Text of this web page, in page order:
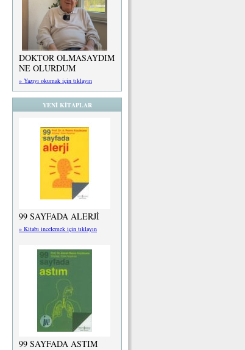
DOKTOR OLMASAYDIM
NE OLURDUM
» Yazıyı okumak için tıklayın
YENİ KİTAPLAR
99 SAYFADA ALERJİ
» Kitabı incelemek için tıklayın
99 SAYFADA ASTIM